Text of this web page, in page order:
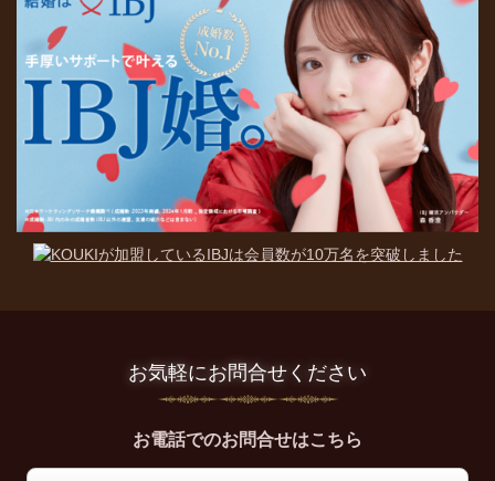
お気軽にお問合せください
お電話でのお問合せはこちら